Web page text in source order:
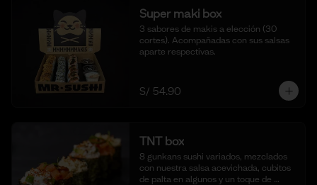
Super maki box
3 sabores de makis a elección (30
cortes). Acompañadas con sus salsas
aparte respectivas.
S/ 54.90
TNT box
8 gunkans sushi variados, mezclados
con nuestra salsa acevichada, cubitos
de palta en algunos y un toque de